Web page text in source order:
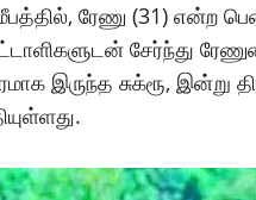
ரேணு (31)
சேர்ந்து
இருந்த சுக்ரூ, இன்று